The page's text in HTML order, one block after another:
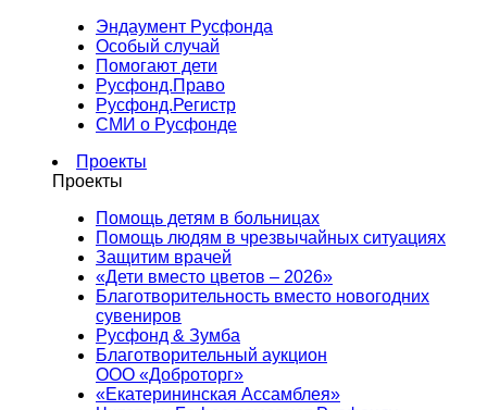
Эндаумент Русфонда
Особый случай
Помогают дети
Русфонд.Право
Русфонд.Регистр
СМИ о Русфонде
Проекты
Проекты
Помощь детям в больницах
Помощь людям в чрезвычайных ситуациях
Защитим врачей
«Дети вместо цветов – 2026»
Благотворительность вместо новогодних
сувениров
Русфонд & Зумба
Благотворительный аукцион
ООО «Доброторг»
«Екатерининская Ассамблея»